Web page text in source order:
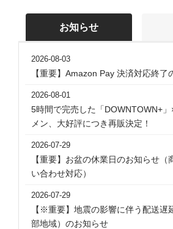
お知らせ
2026-08-03
【重要】Amazon Pay 決済対応終了
2026-08-01
5時間で完売した「DOWNTOWN+
メン、大好評につき再販決定！
2026-07-29
【重要】お盆の休業日のお知らせ（
い合わせ対応）
2026-07-29
【※重要】地震の影響に伴う配送遅
部地域）のお知らせ